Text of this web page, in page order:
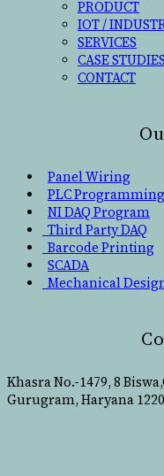
PRODUCT
IOT /
SERVICES
CASE STUDIES
CONTACT
Panel Wiring
PLC Programming
NI DAQ Program
Third Party DAQ
Barcode Printing
SCADA
Mechanical
Khasra No.-1479, 8
Gurugram, Haryana